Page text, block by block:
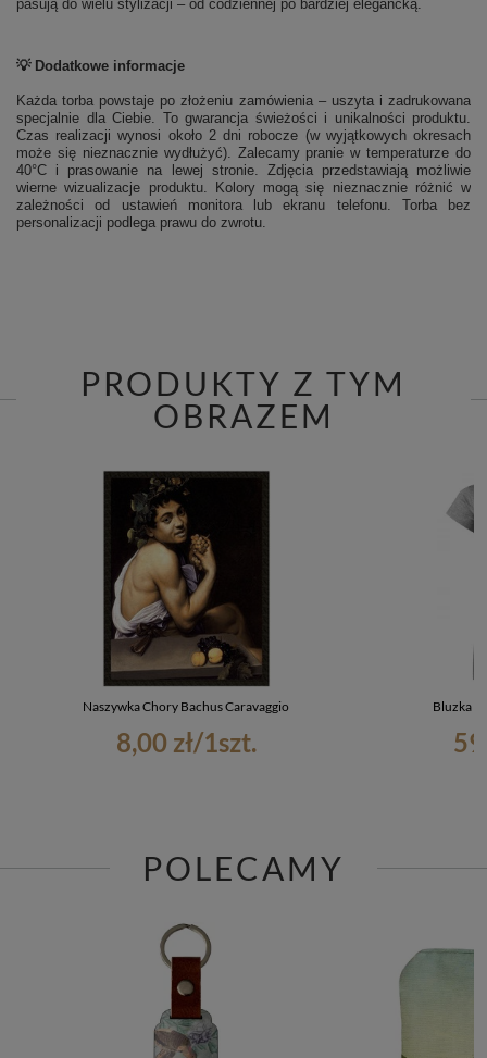
pasują do wielu stylizacji – od codziennej po bardziej elegancką.
💡 Dodatkowe informacje
Każda torba powstaje po złożeniu zamówienia – uszyta i zadrukowana
specjalnie dla Ciebie. To gwarancja świeżości i unikalności produktu.
Czas realizacji wynosi około 2 dni robocze (w wyjątkowych okresach
może się nieznacznie wydłużyć). Zalecamy pranie w temperaturze do
40°C i prasowanie na lewej stronie. Zdjęcia przedstawiają możliwie
wierne wizualizacje produktu. Kolory mogą się nieznacznie różnić w
zależności od ustawień monitora lub ekranu telefonu. Torba bez
personalizacji podlega prawu do zwrotu.
PRODUKTY Z TYM
OBRAZEM
Naszywka Chory Bachus Caravaggio
8,00 zł/1szt.
Bluzka
POLECAMY